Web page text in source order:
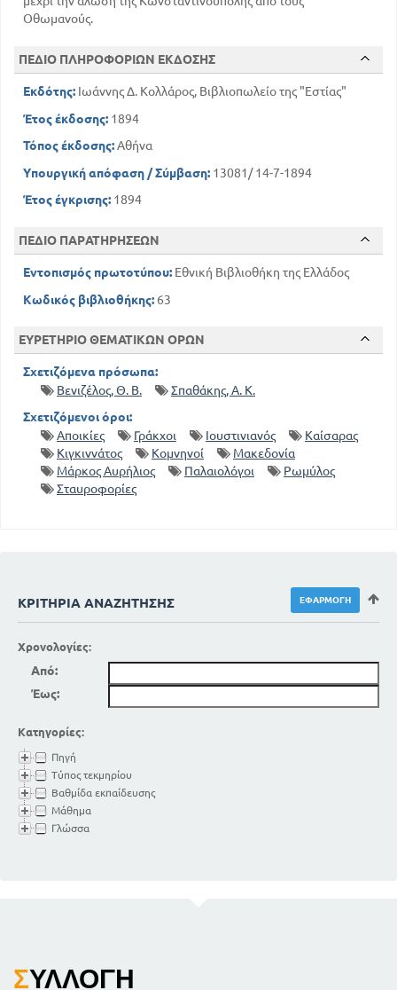
Οθωμανούς.
ΠΕΔΙΟ ΠΛΗΡΟΦΟΡΙΩΝ ΕΚΔΟΣΗΣ
Εκδότης: Ιωάννης Δ. Κολλάρος, Βιβλιοπωλείο της "Εστίας"
Έτος έκδοσης: 1894
Τόπος έκδοσης:Αθήνα
Υπουργική απόφαση / Σύμβαση: 13081/ 14-7-1894
Έτος έγκρισης: 1894
ΠΕΔΙΟ ΠΑΡΑΤΗΡΗΣΕΩΝ
Εντοπισμός πρωτοτύπου: Εθνική Βιβλιοθήκη της Ελλάδος
Κωδικός βιβλιοθήκης: 63
ΕΥΡΕΤΗΡΙΟ ΘΕΜΑΤΙΚΩΝ ΟΡΩΝ
Σχετιζόμενα πρόσωπα:
Βενιζέλος, Θ. Β.
Σπαθάκης, Α. Κ.
Σχετιζόμενοι όροι:
Αποικίες
Γράκχοι Ιουστινιανός
Καίσαρας
Κιγκιννάτος
Κομνηνοί
Μακεδονία
Μάρκος Αυρήλιος
Παλαιολόγοι
Ρωμύλος
Σταυροφορίες
ΚΡΙΤΉΡΙΑ ΑΝΑΖΉΤΗΣΗΣ
Χρονολογίες:
Από:
Έως:
Κατηγορίες:
Πηγή
Τύπος τεκμηρίου
Βαθμίδα εκπαίδευσης
Μάθημα
Γλώσσα
ΣΥΛΛΟΓΉ